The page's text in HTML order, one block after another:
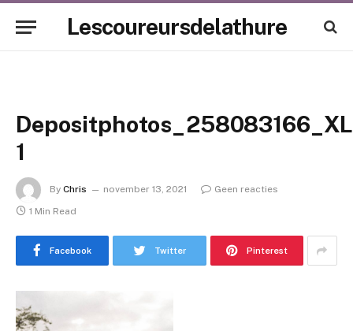
Lescoureursdelathure
1
By Chris november 13, 2021
Geen reacties
1 Min Read
Facebook Twitter Pinterest